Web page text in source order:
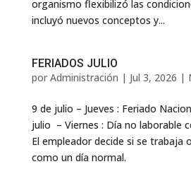
organismo flexibilizó las
incluyó nuevos conceptos y...
FERIADOS JULIO
por Administración | Jul 3, 2026 |
9 de julio – Jueves : Feriado
julio – Viernes : Día no laborable
El empleador decide si se trabaja
como un día normal.